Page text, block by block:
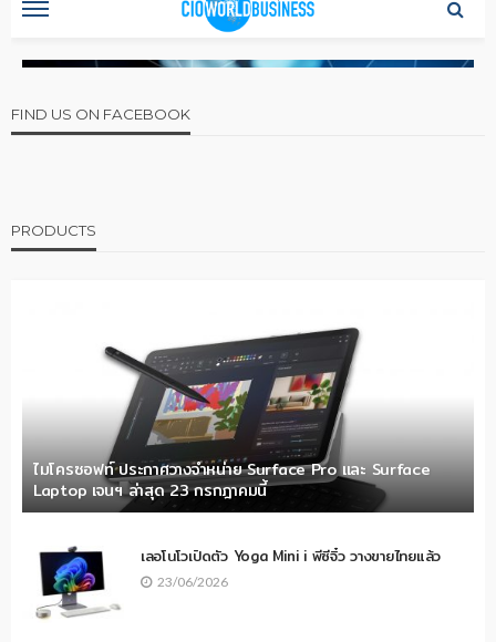
FIND US ON FACEBOOK
PRODUCTS
ไมโครซอฟท์ ประกาศวางจำหน่าย Surface Pro และ Surface
Laptop เจนฯ ล่าสุด 23 กรกฎาคมนี้
เลอโนโวเปิดตัว Yoga Mini i พีซีจิ๋ว วางขายไทยแล้ว
23/06/2026